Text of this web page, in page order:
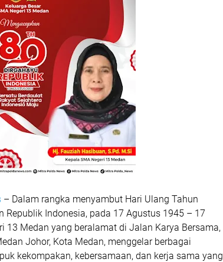
– Dalam rangka menyambut Hari Ulang Tahun
Republik Indonesia, pada 17 Agustus 1945 – 17
13 Medan yang beralamat di Jalan Karya Bersama,
Johor, Kota Medan, menggelar berbagai
kekompakan, kebersamaan, dan kerja sama yang